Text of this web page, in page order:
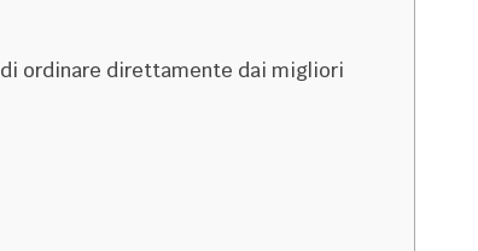
ordinare direttamente dai migliori